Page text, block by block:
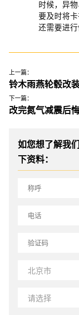
时候，异
要及时将
还需要进行
上一篇：
铃木雨燕轮毂改
下一篇：
改完氮气减震后
如您想了解我
下资料：